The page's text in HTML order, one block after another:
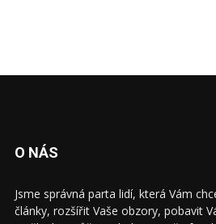
O NÁS
Jsme správná parta lidí, která Vám
články, rozšířit Vaše obzory, pobavit